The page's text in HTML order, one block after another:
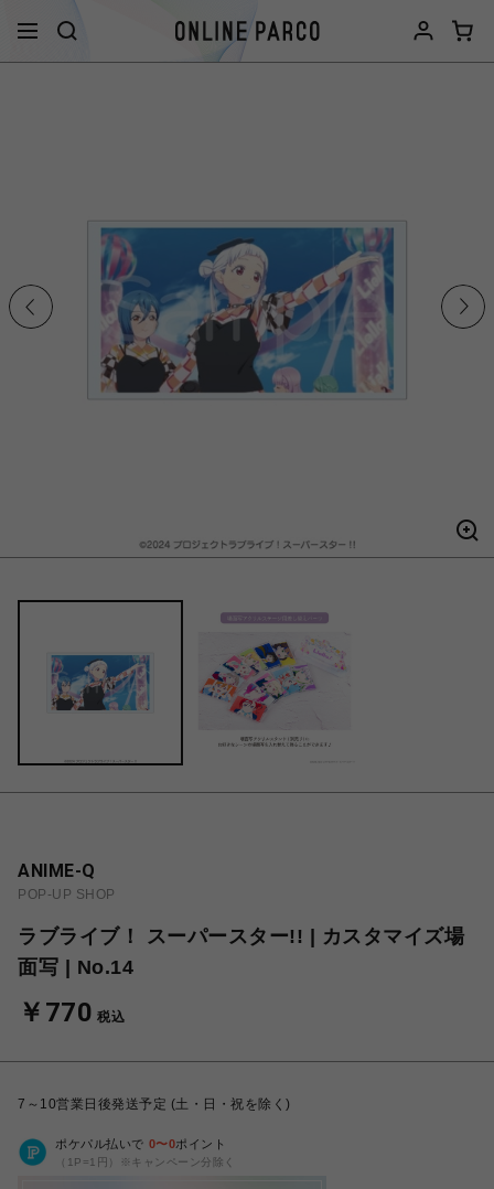
ANIME-Q
POP-UP SHOP
ラブライブ！ スーパースター!! | カスタマイズ場
面写 | No.14
￥770 税込
7～10営業日後発送予定 (土・日・祝を除く)
ポケパル払いで 0〜0ポイント
（1P=1円）※キャンペーン分除く